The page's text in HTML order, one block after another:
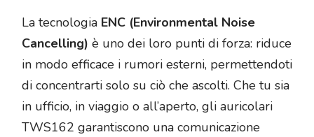
La tecnologia ENC (Environmental Noise
Cancelling) è uno dei loro punti di forza: riduce
in modo efficace i rumori esterni, permettendoti
di concentrarti solo su ciò che ascolti. Che tu sia
in ufficio, in viaggio o all’aperto, gli auricolari
TWS162 garantiscono una comunicazione